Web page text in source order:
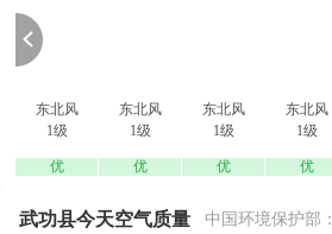
东北风
1级
优
东北风
1级
优
东北风
1级
优
东北风
1级
优
武功县今天空气质量 中国环境保护部：